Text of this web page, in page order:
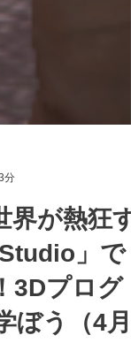
界が熱狂す
」で
3Dプログ
ぼう（4月